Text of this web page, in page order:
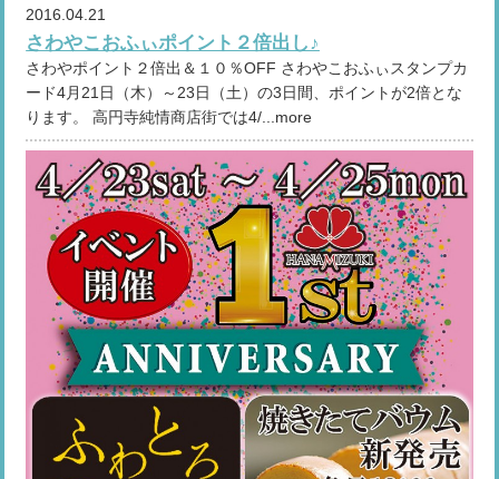
2016.04.21
さわやこおふぃポイント２倍出し♪
さわやポイント２倍出＆１０％OFF さわやこおふぃスタンプカ
ード4月21日（木）～23日（土）の3日間、ポイントが2倍とな
ります。 高円寺純情商店街では4/...more